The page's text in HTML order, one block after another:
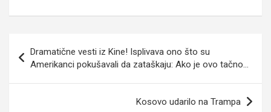
članaka
Dramatične vesti iz Kine! Isplivava ono što su
Amerikanci pokušavali da zataškaju: Ako je ovo tačno…
Kosovo udarilo na Trampa